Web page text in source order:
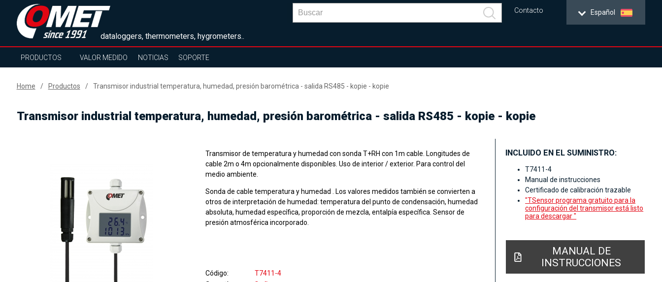
dataloggers, thermometers, hygrometers..
Español
Contacto
PRODUCTOS VALOR MEDIDO NOTICIAS SOPORTE
Home Productos Transmisor industrial temperatura, humedad, presión barométrica - salida RS485 - kopie - kopie
Transmisor industrial temperatura, humedad, presión barométrica - salida RS485 - kopie - kopie
Transmisor de temperatura y humedad con sonda T+RH con 1m cable. Longitudes de
cable 2m o 4m opcionalmente disponibles. Uso de interior / exterior. Para control del
medio ambiente.
Sonda de cable temperatura y humedad .
Los valores medidos también se convierten a
otros de interpretación de humedad: temperatura del punto de condensación, humedad
absoluta, humedad específica, proporción de mezcla, entalpía específica. Sensor de
presión atmosférica incorporado.
Código
T7411-4
INCLUIDO EN EL SUMINISTRO:
T7411-4
Manual de instrucciones
Certificado de calibración trazable
"TSensor programa gratuito para la
configuración del transmisor está listo
para descargar "
MANUAL DE
INSTRUCCIONES